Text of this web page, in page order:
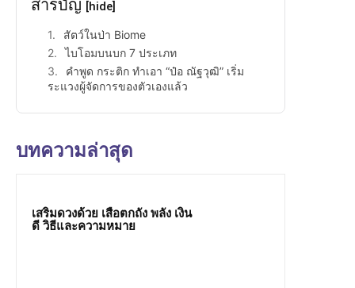
สารบัญ [hide]
สัตว์ในป่า Biome
ไบโอมบนบก 7 ประเภท
คำพูด กระติก ทำเอา “ป๋อ ณัฐวุฒิ” เริ่ม
ระแวงผู้จัดการของตัวเองแล้ว
บทความล่าสุด
เสริมดวงด้วย เสือตกถัง พลัง เงิน
ดี วิธีและความหมาย